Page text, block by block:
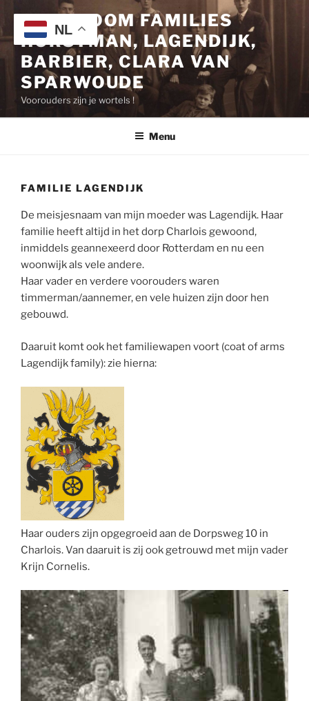
de
inhoud
STAMBOOM FAMILIES
HORSTMAN, LAGENDIJK,
BARBIER, CLARA VAN
SPARWOUDE
Voorouders zijn je wortels !
Menu
FAMILIE LAGENDIJK
De meisjesnaam van mijn moeder was Lagendijk. Haar
familie heeft altijd in het dorp Charlois gewoond,
inmiddels geannexeerd door Rotterdam en nu een
woonwijk als vele andere.
Haar vader en verdere voorouders waren
timmerman/aannemer, en vele huizen zijn door hen
gebouwd.
Daaruit komt ook het familiewapen voort (coat of arms
Lagendijk family): zie hierna:
Haar ouders zijn opgegroeid aan de Dorpsweg 10 in
Charlois. Van daaruit is zij ook getrouwd met mijn vader
Krijn Cornelis.
NL